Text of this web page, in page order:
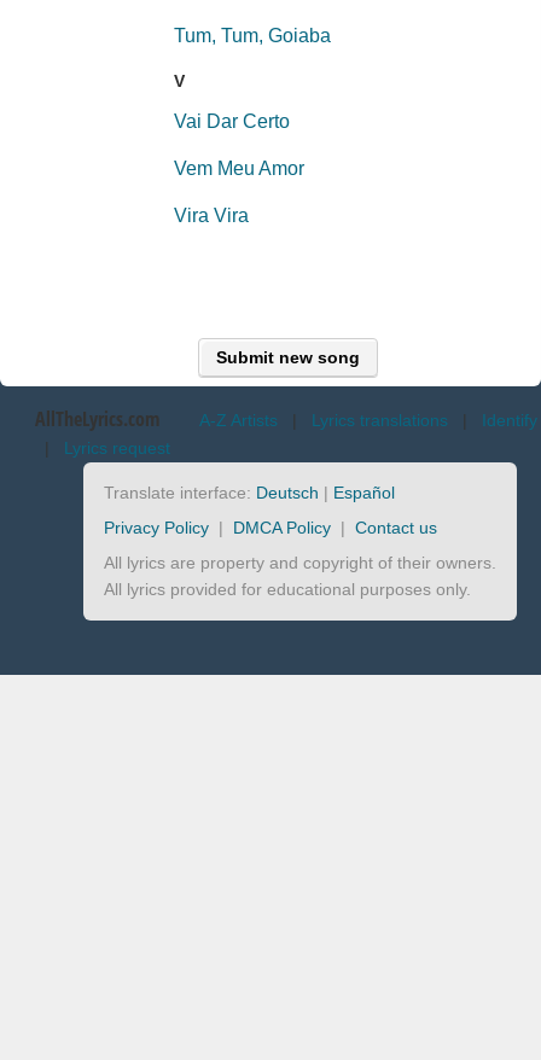
Tum, Tum, Goiaba
V
Vai Dar Certo
Vem Meu Amor
Vira Vira
Submit new song
AllTheLyrics.com A-Z Artists | Lyrics translations | Identify
| Lyrics request
Translate interface: Deutsch | Español
Privacy Policy | DMCA Policy | Contact us
All lyrics are property and copyright of their owners.
All lyrics provided for educational purposes only.